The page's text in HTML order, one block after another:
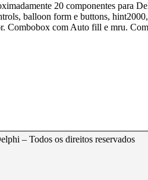
20 componentes para
balloon form e buttons, hint2000,
Combobox com Auto fill e mru.
– Todos os direitos reservados